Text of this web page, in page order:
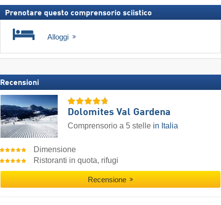
Prenotare questo comprensorio sciistico
Alloggi
Recensioni
Dolomites Val Gardena
Comprensorio a 5 stelle in Italia
Dimensione
Ristoranti in quota, rifugi
Recensione